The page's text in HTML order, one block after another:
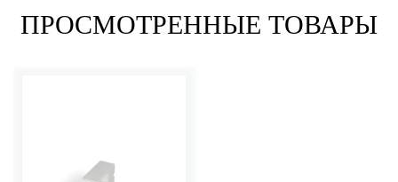
ПРОСМОТРЕННЫЕ ТОВАРЫ